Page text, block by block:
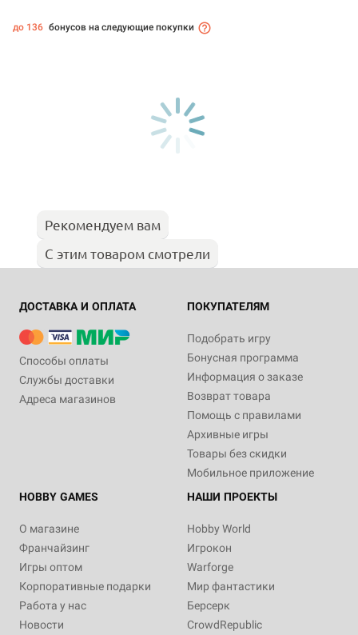
до 136 бонусов на следующие покупки
Рекомендуем вам
С этим товаром смотрели
ДОСТАВКА И ОПЛАТА
Способы оплаты
Службы доставки
Адреса магазинов
ПОКУПАТЕЛЯМ
Подобрать игру
Бонусная программа
Информация о заказе
Возврат товара
Помощь с правилами
Архивные игры
Товары без скидки
Мобильное приложение
HOBBY GAMES
О магазине
Франчайзинг
Игры оптом
Корпоративные подарки
Работа у нас
Новости
НАШИ ПРОЕКТЫ
Hobby World
Игрокон
Warforge
Мир фантастики
Берсерк
CrowdRepublic